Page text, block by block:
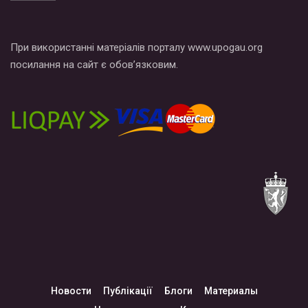
При використанні матеріалів порталу www.upogau.org
посилання на сайт є обов’язковим.
Новости Публікації Блоги
Материалы